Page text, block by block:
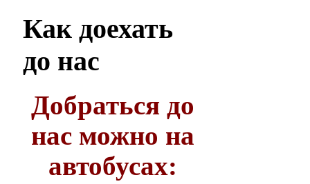
Как доехать
до нас
Добраться до
нас можно на
автобусах: